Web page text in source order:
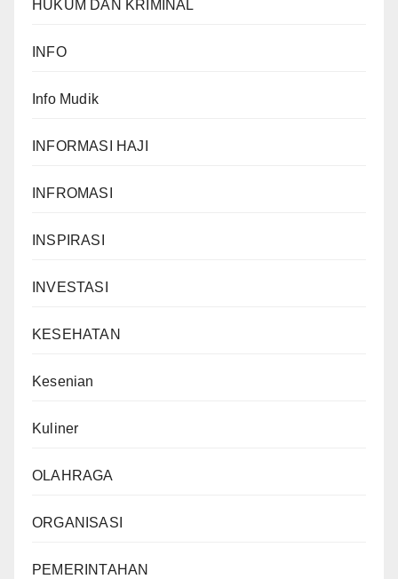
HUKUM DAN KRIMINAL
INFO
Info Mudik
INFORMASI HAJI
INFROMASI
INSPIRASI
INVESTASI
KESEHATAN
Kesenian
Kuliner
OLAHRAGA
ORGANISASI
PEMERINTAHAN